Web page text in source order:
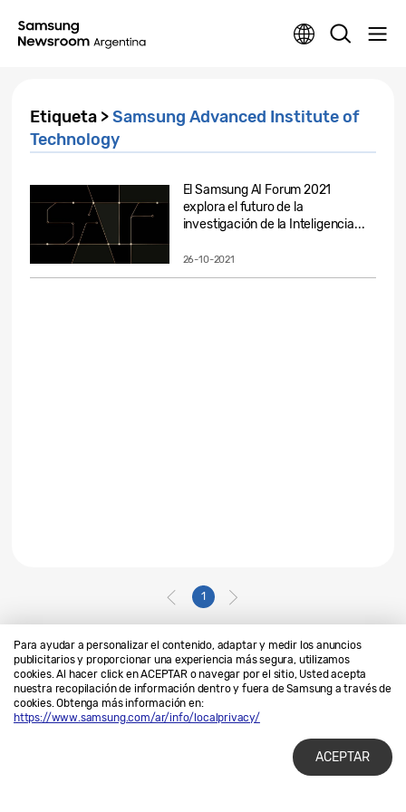
Para ayudar a personalizar el contenido, adaptar y medir los anuncios
publicitarios y proporcionar una experiencia más segura, utilizamos
cookies. Al hacer click en ACEPTAR o navegar por el sitio, Usted acepta
nuestra recopilación de información dentro y fuera de Samsung a través de
cookies. Obtenga más información en:
https://www.samsung.com/ar/info/localprivacy/
ACEPTAR
Etiqueta >Samsung Advanced Institute of
Technology
El Samsung AI Forum 2021
explora el futuro de la
investigación de la Inteligencia...
26-10-2021
1
Contáctanos
SAMSUNG.COM
Privacidad